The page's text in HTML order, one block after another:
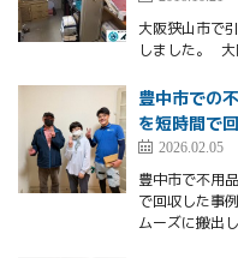
大阪狭山市で
しました。
豊中市での
を短時間で
2026.02.05
豊中市で不用
で回収した事
ムーズに搬出